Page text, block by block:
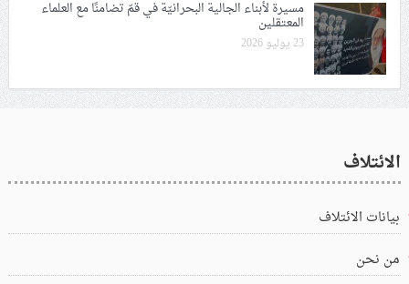
مسيرة لأبناء الجالية البحرانيّة في قمّ تضامنًا مع العلماء
المعتقلين
23 يوليو 2026
الائتلاف
بيانات الائتلاف
من نحن